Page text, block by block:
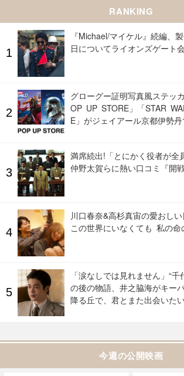
RANKING
『Michael/マイケル』続編、
日についてライオンズゲート
グローグー証明写真風ステッ
OP UP STORE」「STAR
E」がジェイアール京都伊勢
満席続出!「とにかく役者が全
仲野太賀らに熱い口コミ『開戦
川口春奈&高杉真宙の愛おし
この世界にいなくても 私の命
「涙なしでは見れません」“千
の後の物語、井之脇海がキー
降る丘で、君とまた出会いたい
今週の公開映画